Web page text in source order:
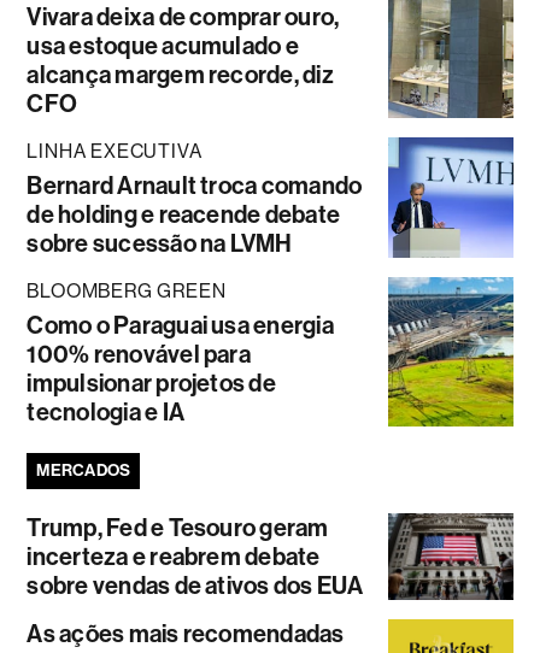
Vivara deixa de comprar ouro,
usa estoque acumulado e
alcança margem recorde, diz
CFO
LINHA EXECUTIVA
Bernard Arnault troca comando
de holding e reacende debate
sobre sucessão na LVMH
BLOOMBERG GREEN
Como o Paraguai usa energia
100% renovável para
impulsionar projetos de
tecnologia e IA
MERCADOS
Trump, Fed e Tesouro geram
incerteza e reabrem debate
sobre vendas de ativos dos EUA
As ações mais recomendadas